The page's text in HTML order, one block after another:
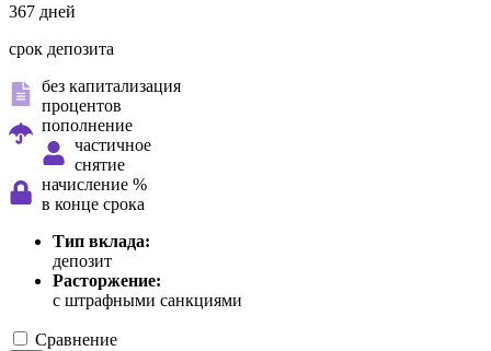
367 дней
срок депозита
без капитализация
процентов
пополнение
частичное
снятие
начисление %
в конце срока
Тип вклада:
депозит
Расторжение:
с штрафными санкциями
Сравнение